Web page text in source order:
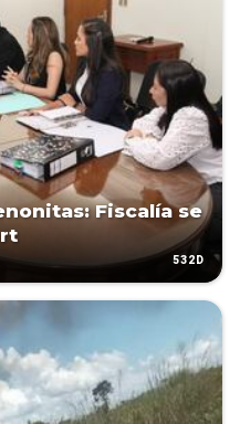
Fiscalía se
532D